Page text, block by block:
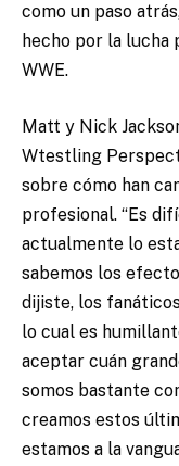
como un paso
hecho por la
WWE.
Matt y Nick
Wtestling
sobre cómo han
profesional. “Es
actualmente lo
sabemos los
dijiste, los
lo cual es
aceptar cuán
somos bastante
creamos estos
estamos a la